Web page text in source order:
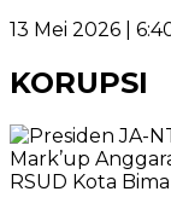
13 Mei 2026 |
KORUPSI